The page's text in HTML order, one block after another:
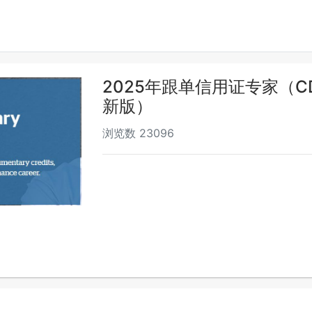
2025年跟单信用证专家（
新版）
浏览数 23096